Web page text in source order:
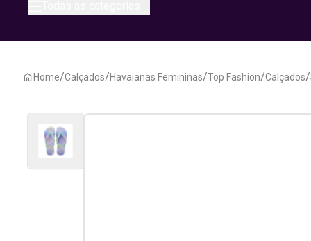
Home/Calçados/Havaianas Femininas/Top Fashion/Calçados/